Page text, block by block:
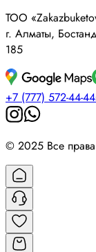
ТОО
г. Алматы,
185
+7 (777) 572-44-44
© 2025 Все